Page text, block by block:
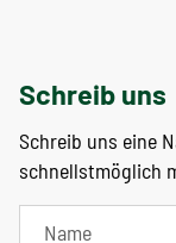
Schreib uns
Schreib uns eine
schnellstmöglich